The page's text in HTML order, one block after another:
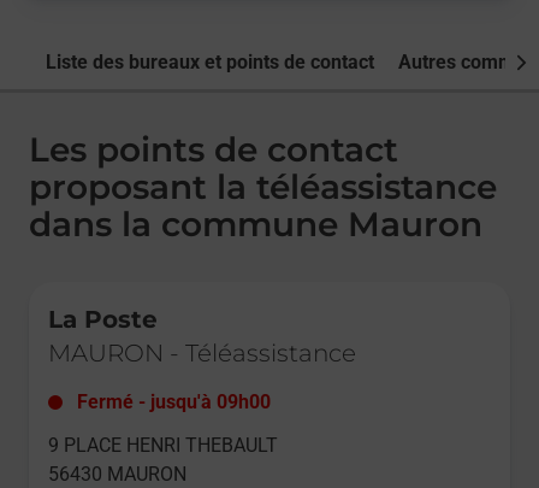
Liste des bureaux et points de contact Autres
Les points de contact
proposant la téléassistance
dans la commune Mauron
La Poste
MAURON - Téléassistance
Fermé - jusqu'à 09h00
9 PLACE HENRI THEBAULT
56430 MAURON